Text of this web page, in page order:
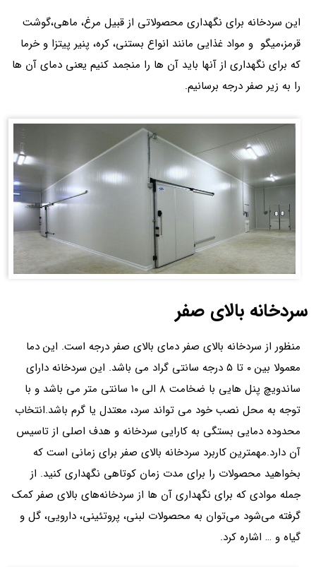
این سردخانه برای نگهداری محصولاتی از قبیل مرغ، ماهی،گوشت
قرمز،میگو و مواد غذایی مانند انواع بستنی، کره، پنیر پیتزا و خرما
که برای نگهداری از آنها باید آن ها را منجمد کنیم یعنی دمای آن ها
را به زیر صفر درجه برسانیم.
سردخانه بالای صفر
منظور از سردخانه بالای صفر دمای بالای صفر درجه است. این دما
معمولا بین ۰ تا ۵ درجه سانتی گراد می باشد. این سردخانه دارای
ساندویچ پنل هایی با ضخامت ۸ الی ۱۰ سانتی متر می باشد و با
توجه به محل نصب خود می تواند سرد، معتدل یا گرم باشد.انتخاب
محدوده دمایی بستگی به کارایی سردخانه و هدف اصلی از تاسیس
آن دارد.مهمترین کاربرد سردخانه بالای صفر برای زمانی است که
بخواهید محصولات را برای مدت زمان کوتاهی نگهداری کنید. از
جمله موادی که برای نگهداری آن ها از سردخانه‌های بالای صفر کمک
گرفته می‌شود می‌توان به محصولات لبنی، پروتئینی، دارویی، گل و
گیاه و … اشاره کرد.